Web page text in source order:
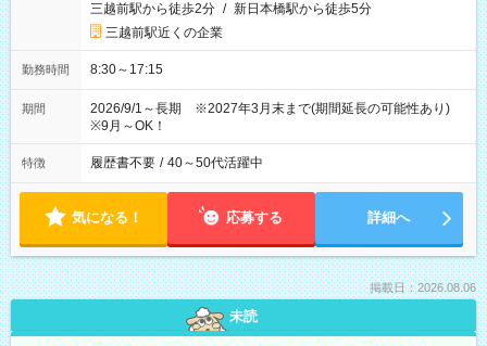
三越前駅から徒歩2分 / 新日本橋駅から徒歩5分
三越前駅近くの企業
勤務時間 8:30～17:15
期間
2026/9/1～長期 ※2027年3月末まで(期間延長の可能性あり)
※9月～OK！
特徴 履歴書不要 / 40～50代活躍中
気になる！ 応募する 詳細へ
掲載日：2026.08.06
未読